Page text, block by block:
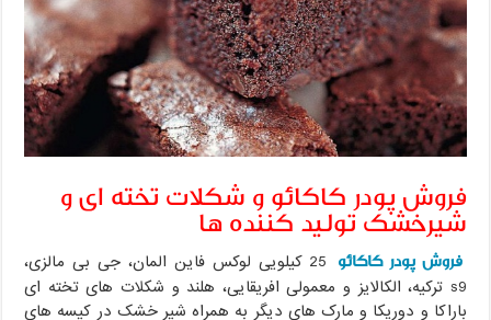
فروش پودر کاکائو و شکلات تخته ای و
شیرخشک تولید کننده ها
فروش پودر کاکائو
25 کیلویی لوکس فاین المان، جی بی مالزی،
s9 ترکیه، الکالایز و معمولی افریقایی، هلند و شکلات های تخته ای
باراکا و دوریکا و مارک های دیگر به همراه شیر خشک در کیسه های